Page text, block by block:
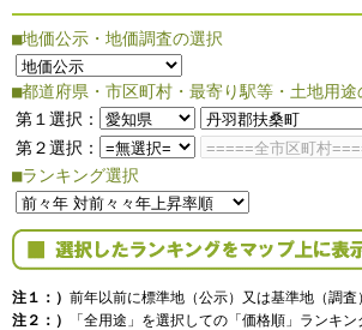
■地価公示・地価調査の選択
■都道府県・市区町村・最寄り駅等・土地用途
第１選択：
第２選択：
■ランキング選択
注１：） 前年以前に標準地（公示）又は基準地（調
注２：）
「全用途」を選択しての「価格順」ランキ